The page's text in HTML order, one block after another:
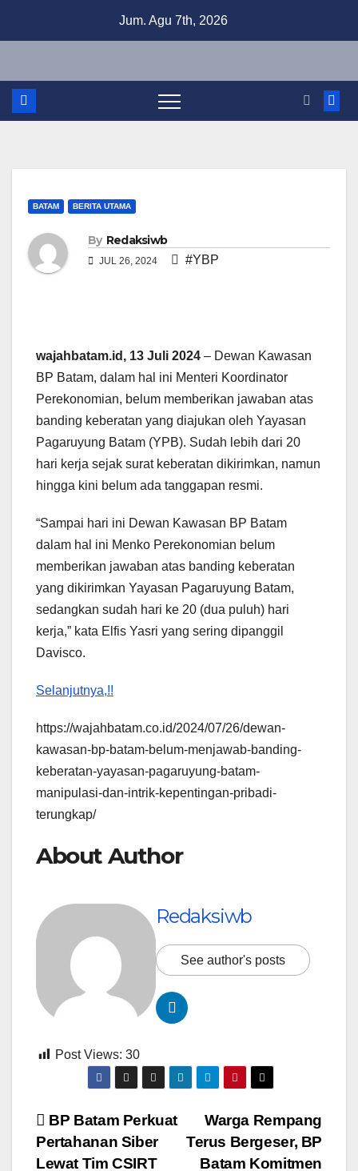
Jum. Agu 7th, 2026
BATAM BERITA UTAMA
By Redaksiwb
JUL 26, 2024 #YBP
wajahbatam.id, 13 Juli 2024 – Dewan Kawasan
BP Batam, dalam hal ini Menteri Koordinator
Perekonomian, belum memberikan jawaban atas
banding keberatan yang diajukan oleh Yayasan
Pagaruyung Batam (YPB). Sudah lebih dari 20
hari kerja sejak surat keberatan dikirimkan, namun
hingga kini belum ada tanggapan resmi.
“Sampai hari ini Dewan Kawasan BP Batam
dalam hal ini Menko Perekonomian belum
memberikan jawaban atas banding keberatan
yang dikirimkan Yayasan Pagaruyung Batam,
sedangkan sudah hari ke 20 (dua puluh) hari
kerja,” kata Elfis Yasri yang sering dipanggil
Davisco.
Selanjutnya,!!
https://wajahbatam.co.id/2024/07/26/dewan-
kawasan-bp-batam-belum-menjawab-banding-
keberatan-yayasan-pagaruyung-batam-
manipulasi-dan-intrik-kepentingan-pribadi-
terungkap/
About Author
Redaksiwb
See author's posts
Post Views: 30
Navigasi
pos
Warga Rempang
Terus Bergeser, BP
Batam Komitmen
BP Batam Perkuat
Pertahanan Siber
Lewat Tim CSIRT